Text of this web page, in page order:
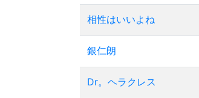
相性はいいよね
銀仁朗
Dr。ヘラクレス